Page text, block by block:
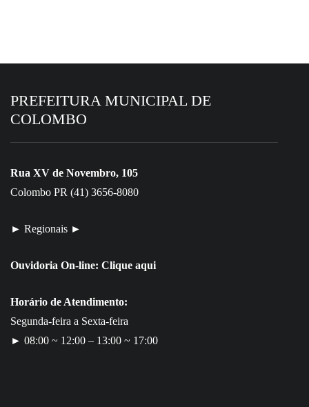
PREFEITURA MUNICIPAL DE
COLOMBO
Rua XV de Novembro, 105
Colombo PR (41) 3656-8080
► Regionais ►
Ouvidoria On-line: Clique aqui
Horário de Atendimento:
Segunda-feira a Sexta-feira
► 08:00 ~ 12:00 – 13:00 ~ 17:00